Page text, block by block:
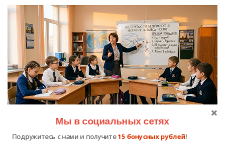
стандартная мера предосторожности.
Мы в социальных сетях
Подружитесь с нами и получите15 бонусных рублей!